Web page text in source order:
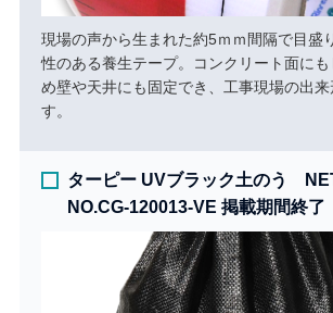
現場の声から生まれた約5ｍｍ間隔で目盛
性のある養生テープ。コンクリート面に
め壁や天井にも固定でき、工事現場の出
す。
ターピー UVブラック土のう
NO.CG-120013-VE 掲載期間終了